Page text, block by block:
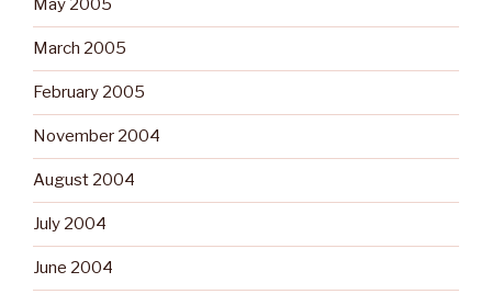
May 2005
March 2005
February 2005
November 2004
August 2004
July 2004
June 2004